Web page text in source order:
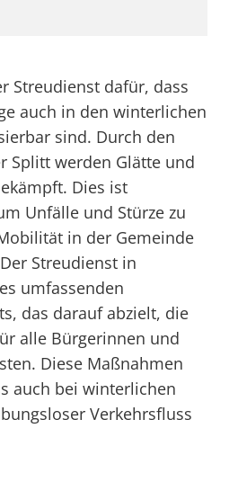
Streudienst dafür, dass
auch in den winterlichen
sind. Durch den
Splitt werden Glätte und
Dies ist
Unfälle und Stürze zu
in der Gemeinde
Streudienst in
umfassenden
das darauf abzielt, die
alle Bürgerinnen und
Diese Maßnahmen
auch bei winterlichen
Verkehrsfluss